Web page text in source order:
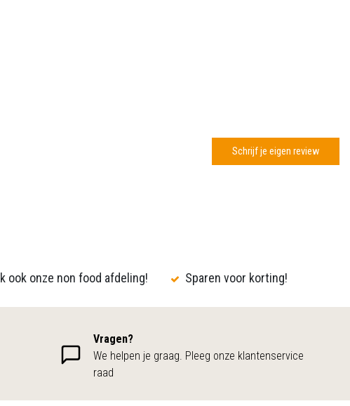
Schrijf je eigen review
ook onze non food afdeling! Sparen voor korting!
Vragen?
We helpen je graag. Pleeg onze klantenservice
raad